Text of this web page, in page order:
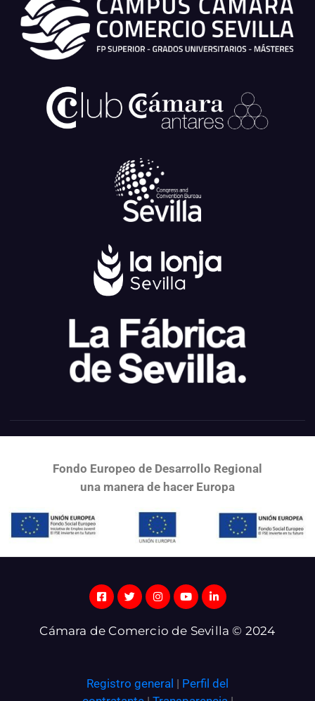
Fondo Europeo de Desarrollo Regional
una manera de hacer Europa
Cámara de Comercio de Sevilla © 2024
Registro general | Perfil del